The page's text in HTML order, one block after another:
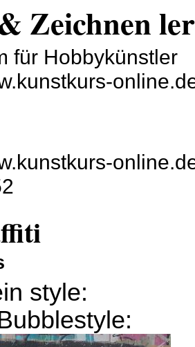
Zeichnen
für Hobbykünstler
style: